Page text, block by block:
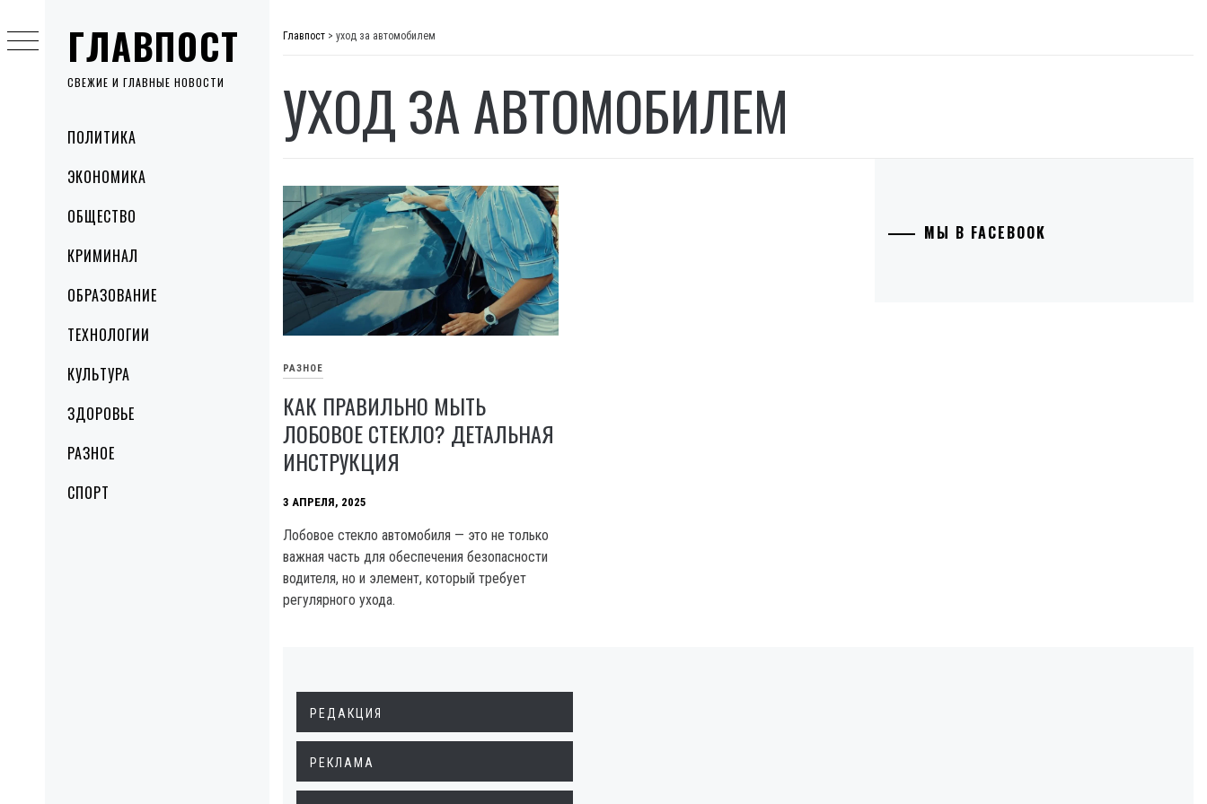
ГЛАВПОСТ
СВЕЖИЕ И ГЛАВНЫЕ НОВОСТИ
MenuПОЛИТИКА
ЭКОНОМИКА
ОБЩЕСТВО
КРИМИНАЛ
ОБРАЗОВАНИЕ
ТЕХНОЛОГИИ
КУЛЬТУРА
ЗДОРОВЬЕ
РАЗНОЕ
СПОРТ
to
content
Главпост > уход за автомобилем
УХОД ЗА АВТОМОБИЛЕМ
РАЗНОЕ
КАК ПРАВИЛЬНО МЫТЬ
ЛОБОВОЕ СТЕКЛО? ДЕТАЛЬНАЯ
ИНСТРУКЦИЯ
3 АПРЕЛЯ, 2025
Лобовое стекло автомобиля — это не только
важная часть для обеспечения безопасности
водителя, но и элемент, который требует
регулярного ухода.
МЫ В FACEBOOK
РЕДАКЦИЯ
РЕКЛАМА